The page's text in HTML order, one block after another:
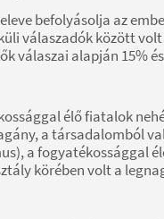
befolyásolja az
válaszadók között
válaszai alapján 15%
élő fiatalok
a társadalomból
a fogyatékossággal
körében volt a